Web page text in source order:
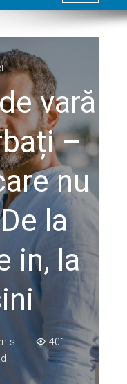
vară
–
nu
la
in, la
401